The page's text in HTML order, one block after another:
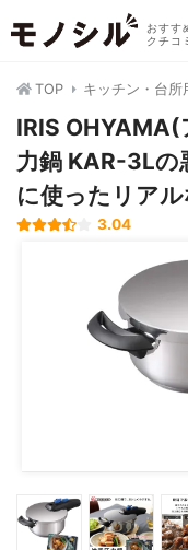
おすす
クチコ
TOP キッチン・台所
IRIS
力鍋 KAR-3Lの
に使ったリア
3.04